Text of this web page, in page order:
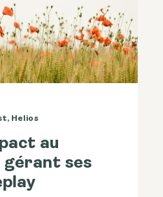
, Helios
au
gérant ses